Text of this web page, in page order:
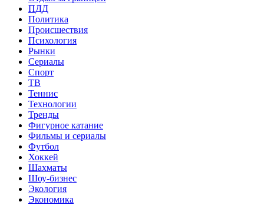
ПДД
Политика
Происшествия
Психология
Рынки
Сериалы
Спорт
ТВ
Теннис
Технологии
Тренды
Фигурное катание
Фильмы и сериалы
Футбол
Хоккей
Шахматы
Шоу-бизнес
Экология
Экономика